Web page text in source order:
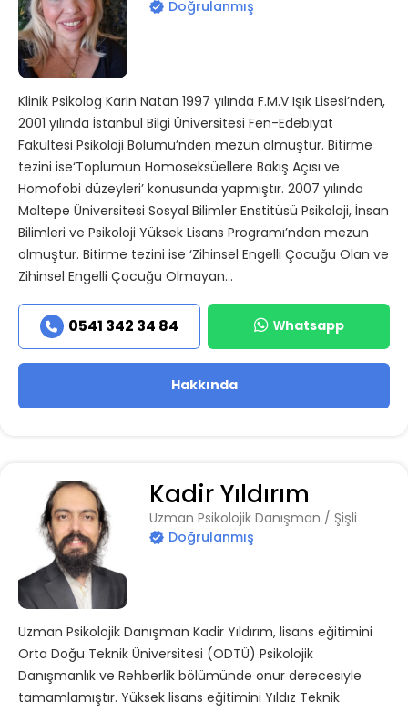
Doğrulanmış
Klinik Psikolog Karin Natan 1997 yılında F.M.V Işık Lisesi’nden,
2001 yılında İstanbul Bilgi Üniversitesi Fen-Edebiyat
Fakültesi Psikoloji Bölümü’nden mezun olmuştur. Bitirme
tezini ise‘Toplumun Homoseksüellere Bakış Açısı ve
Homofobi düzeyleri’ konusunda yapmıştır. 2007 yılında
Maltepe Üniversitesi Sosyal Bilimler Enstitüsü Psikoloji, İnsan
Bilimleri ve Psikoloji Yüksek Lisans Programı’ndan mezun
olmuştur. Bitirme tezini ise ‘Zihinsel Engelli Çocuğu Olan ve
Zihinsel Engelli Çocuğu Olmayan...
0541 342 34 84 Whatsapp
Hakkında
Kadir Yıldırım
Uzman Psikolojik Danışman / Şişli
Doğrulanmış
Uzman Psikolojik Danışman Kadir Yıldırım, lisans eğitimini
Orta Doğu Teknik Üniversitesi (ODTÜ) Psikolojik
Danışmanlık ve Rehberlik bölümünde onur derecesiyle
tamamlamıştır. Yüksek lisans eğitimini Yıldız Teknik